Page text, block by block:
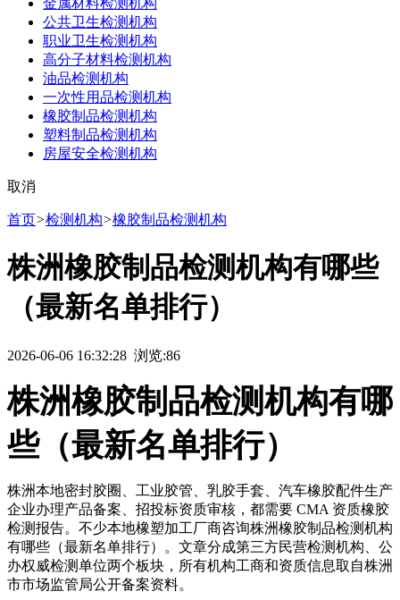
公共卫生检测机构
职业卫生检测机构
高分子材料检测机构
油品检测机构
一次性用品检测机构
橡胶制品检测机构
塑料制品检测机构
房屋安全检测机构
取消
首页>检测机构>橡胶制品检测机构
株洲橡胶制品检测机构有哪些
（最新名单排行）
2026-06-06 16:32:28 浏览:86
株洲橡胶制品检测机构有哪
些（最新名单排行）
株洲本地密封胶圈、工业胶管、乳胶手套、汽车橡胶配件生产
企业办理产品备案、招投标资质审核，都需要 CMA 资质橡胶
检测报告。不少本地橡塑加工厂商咨询株洲橡胶制品检测机构
有哪些（最新名单排行）。文章分成第三方民营检测机构、公
办权威检测单位两个板块，所有机构工商和资质信息取自株洲
市市场监管局公开备案资料。